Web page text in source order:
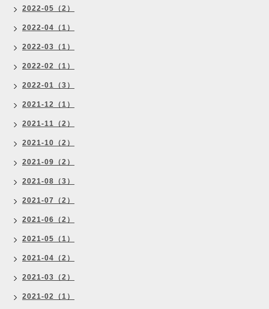
2022-05（2）
2022-04（1）
2022-03（1）
2022-02（1）
2022-01（3）
2021-12（1）
2021-11（2）
2021-10（2）
2021-09（2）
2021-08（3）
2021-07（2）
2021-06（2）
2021-05（1）
2021-04（2）
2021-03（2）
2021-02（1）